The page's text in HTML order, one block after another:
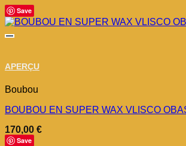
Save
APERÇU
Boubou
BOUBOU EN SUPER WAX VLISCO
170,00 €
Save